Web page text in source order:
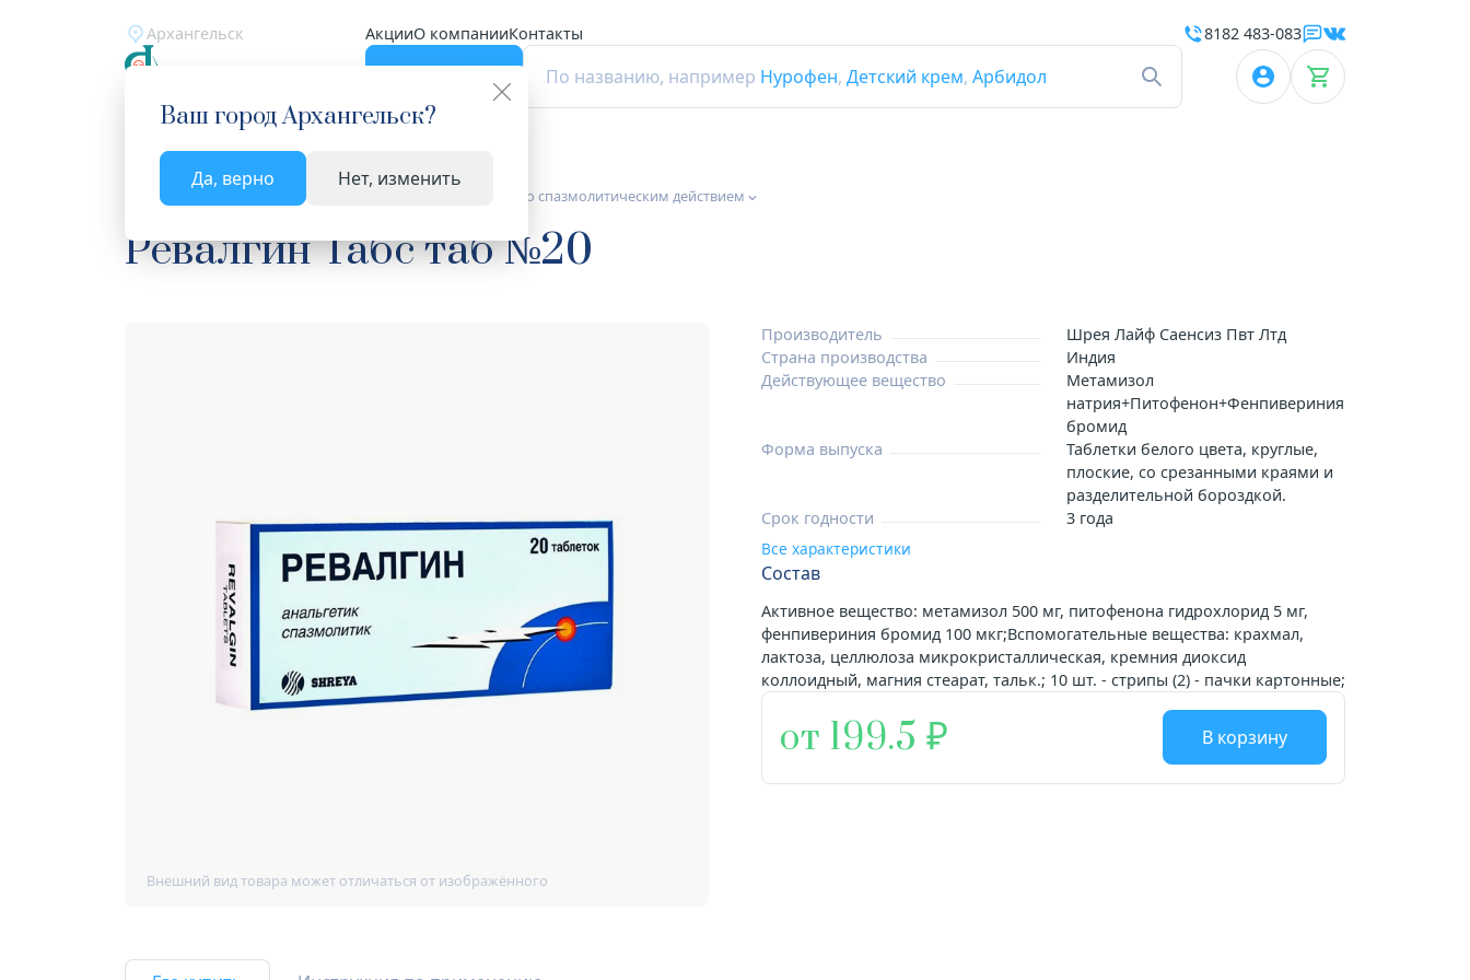
Архангельск АкцииО компанииКонтакты
По названию, например Нурофен, Детский крем, Арбидол
Ваш городАрхангельск?
Да, верно Нет, изменить
8182 483-083
Главная Каталог Лекарства и БАД Анальгетики со спазмолитическим действием
Ревалгин Табс таб №20
Производитель
Шрея Лайф Саенсиз Пвт Лтд
Страна производства
Индия
Действующее вещество
Метамизол
натрия+Питофенон+Фенпивериния
бромид
Форма выпуска
Таблетки белого цвета, круглые,
плоские, со срезанными краями и
разделительной бороздкой.
Срок годности
3 года
Все характеристики
Состав
Активное вещество: метамизол 500 мг, питофенона гидрохлорид 5 мг,
фенпивериния бромид 100 мкг;Вспомогательные вещества: крахмал,
лактоза, целлюлоза микрокристаллическая, кремния диоксид
коллоидный, магния стеарат, тальк.; 10 шт. - стрипы (2) - пачки картонные;
от 199.5 В корзину